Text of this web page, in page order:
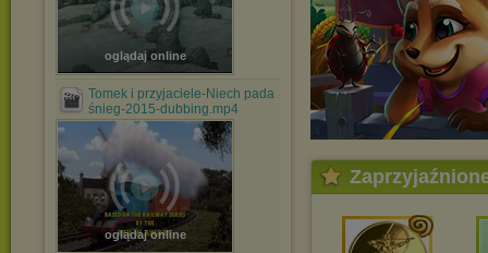
oglądaj online
Tomek i przyjaciele-Niech pada
śnieg-2015-dubbing.mp4
oglądaj online